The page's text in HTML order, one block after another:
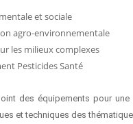
et sociale
agro-environnementale
les milieux complexes
Pesticides Santé
des équipements pour une
et techniques des